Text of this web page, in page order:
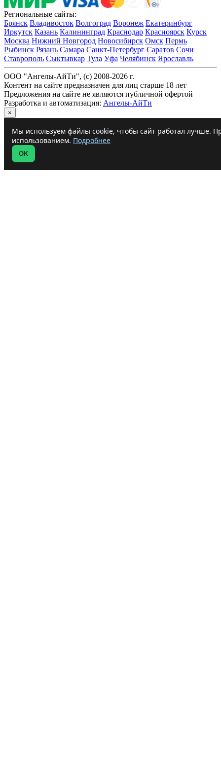
Региональные сайты:
Брянск Владивосток Волгоград Воронеж Екатеринбург
Иркутск Казань Калининград Краснодар Красноярск Курск
Москва Нижний Новгород Новосибирск Омск Пермь
Рыбинск Рязань Самара Санкт-Петербург Саратов Сочи
Ставрополь Сыктывкар Тула Уфа Челябинск Ярославль
ООО "Ангелы-АйТи", (c) 2008-2026 г.
Контент на сайте предназначен для лиц старше 18 лет
Предложения на сайте не являются публичной офертой
Разработка и автоматизация: Ангелы-АйТи
×
Мы используем файлы cookie, чтобы сайт работал лучше.
использованием. Подробнее
OK